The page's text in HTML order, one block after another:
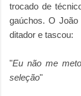
trocado de
gaúchos. O
ditador e tascou:
"Eu não me
seleção"